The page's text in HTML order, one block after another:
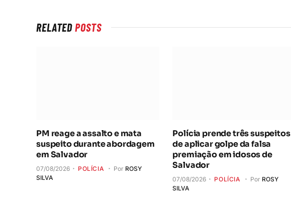
RELATEDPOSTS
PM reage a assalto e mata
suspeito durante abordagem
em Salvador
07/08/2026 POLÍCIA Por ROSY
SILVA
Polícia prende três suspeitos
de aplicar golpe da falsa
premiação em idosos de
Salvador
07/08/2026 POLÍCIA Por ROSY
SILVA